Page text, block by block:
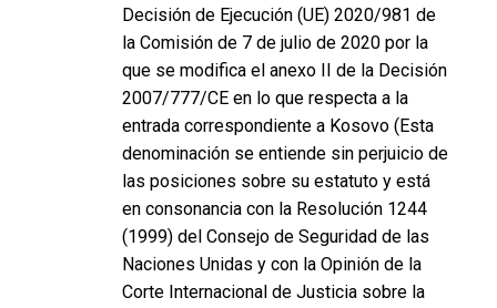
Decisión de Ejecución (UE) 2020/981 de
la Comisión de 7 de julio de 2020 por la
que se modifica el anexo II de la Decisión
2007/777/CE en lo que respecta a la
entrada correspondiente a Kosovo (Esta
denominación se entiende sin perjuicio de
las posiciones sobre su estatuto y está
en consonancia con la Resolución 1244
(1999) del Consejo de Seguridad de las
Naciones Unidas y con la Opinión de la
Corte Internacional de Justicia sobre la